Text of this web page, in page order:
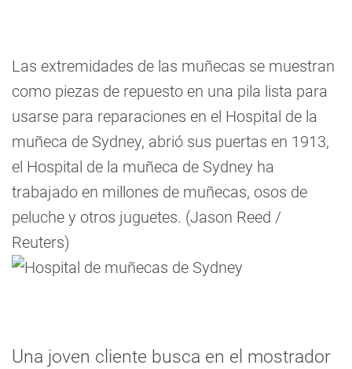
Las extremidades de las muñecas se muestran
como piezas de repuesto en una pila lista para
usarse para reparaciones en el Hospital de la
muñeca de Sydney, abrió sus puertas en 1913,
el Hospital de la muñeca de Sydney ha
trabajado en millones de muñecas, osos de
peluche y otros juguetes. (Jason Reed /
Reuters)
Una joven cliente busca en el mostrador